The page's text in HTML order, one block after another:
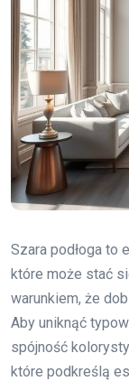
Szara podłoga to
które może stać
warunkiem, że
Aby uniknąć
spójność
które podkreślą